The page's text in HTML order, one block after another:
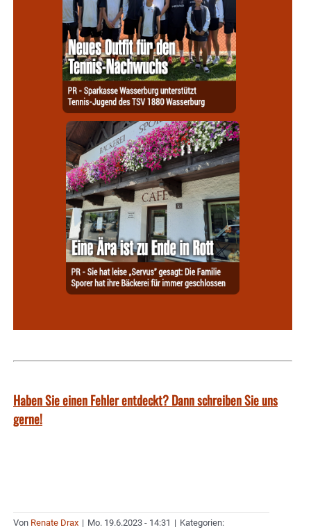
Haben Sie einen Fehler entdeckt? Dann schreiben Sie uns
gerne!
Von Renate Drax | Mo. 19.6.2023 - 14:31 | Kategorien: